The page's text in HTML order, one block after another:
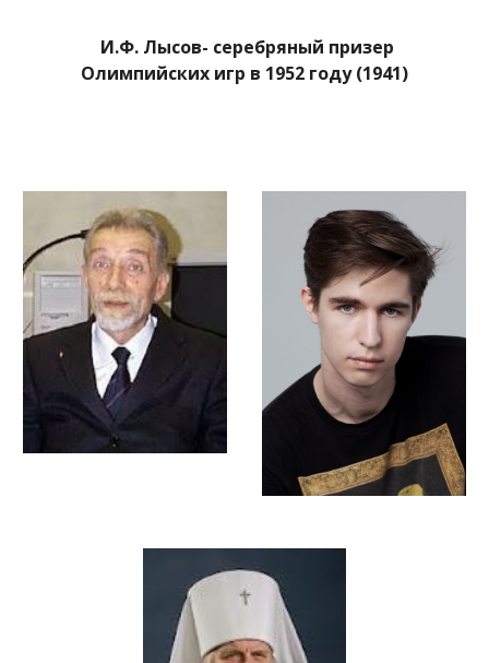
И.Ф. Лысов- серебряный призер
Олимпийских игр в 1952 году (1941)